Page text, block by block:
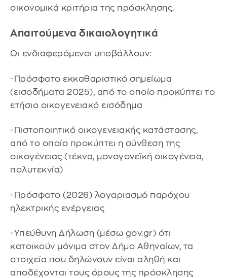
οικονομικά κριτήρια της πρόσκλησης.
Απαιτούμενα δικαιολογητικά
Οι ενδιαφερόμενοι υποβάλλουν:
-Πρόσφατο εκκαθαριστικό σημείωμα
(εισοδήματα 2025), από το οποίο προκύπτει το
ετήσιο οικογενειακό εισόδημα
-Πιστοποιητικό οικογενειακής κατάστασης,
από το οποίο προκύπτει η σύνθεση της
οικογένειας (τέκνα, μονογονεϊκή οικογένεια,
πολυτεκνία)
-Πρόσφατο (2026) λογαριασμό παρόχου
ηλεκτρικής ενέργειας
-Υπεύθυνη Δήλωση (μέσω gov.gr) ότι
κατοικούν μόνιμα στον Δήμο Αθηναίων, τα
στοιχεία που δηλώνουν είναι αληθή και
αποδέχονται τους όρους της πρόσκλησης